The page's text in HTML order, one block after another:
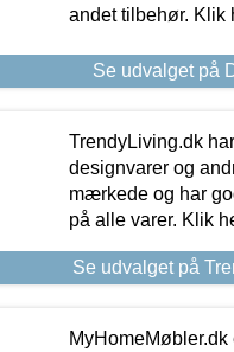
andet tilbehør. Klik
Se udvalget på
TrendyLiving.dk
designvarer og
mærkede og har
på alle varer. Klik
Se udvalget på